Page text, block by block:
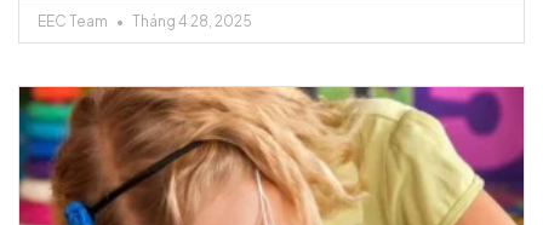
EEC Team Tháng 4 28, 2025